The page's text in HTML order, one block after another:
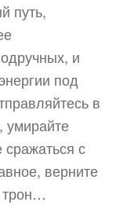
путь,
и
под
в
умирайте
сражаться с
верните
трон…